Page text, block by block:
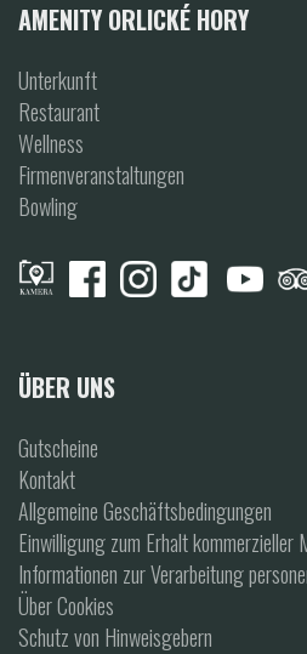
AMENITY ORLICKÉ HORY
Unterkunft
Restaurant
Wellness
Firmenveranstaltungen
Bowling
ÜBER UNS
Gutscheine
Kontakt
Allgemeine Geschäftsbedingungen
Einwilligung zum Erhalt kommerzieller
Informationen zur Verarbeitung
Über Cookies
Schutz von Hinweisgebern